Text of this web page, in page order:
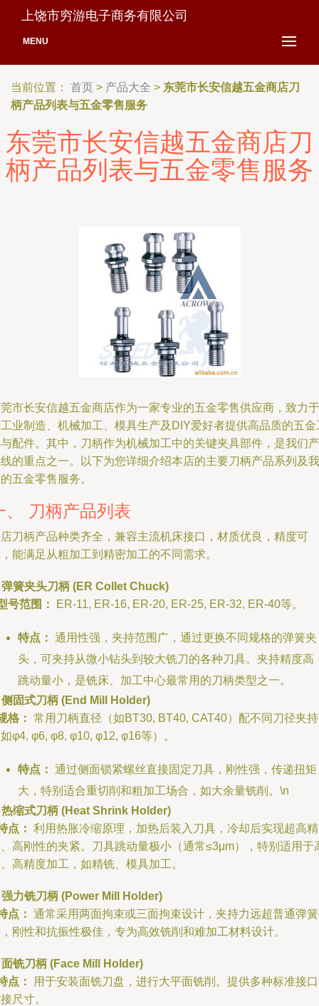
上饶市穷游电子商务有限公司
MENU
当前位置： 首页 > 产品大全 > 东莞市长安信越五金商店刀
柄产品列表与五金零售服务
东莞市长安信越五金商店刀
柄产品列表与五金零售服务
市长安信越五金商店作为一家专业的五金零售供应商，致力于
业制造、机械加工、模具生产及DIY爱好者提供高品质的五金
配件。其中，刀柄作为机械加工中的关键夹具部件，是我们产
的重点之一。以下为您详细介绍本店的主要刀柄产品系列及我
五金零售服务。
、 刀柄产品列表
刀柄产品种类齐全，兼容主流机床接口，材质优良，精度可
能满足从粗加工到精密加工的不同需求。
弹簧夹头刀柄 (ER Collet Chuck)
号范围：
ER-11, ER-16, ER-20, ER-25, ER-32, ER-40等。
特点： 通用性强，夹持范围广，通过更换不同规格的弹簧夹
头，可夹持从微小钻头到较大铣刀的各种刀具。夹持精度高
跳动量小，是铣床、加工中心最常用的刀柄类型之一。
侧固式刀柄 (End Mill Holder)
格： 常用刀柄直径（如BT30, BT40, CAT40）配不同刀径夹
φ4, φ6, φ8, φ10, φ12, φ16等）。
特点： 通过侧面锁紧螺丝直接固定刀具，刚性强，传递扭矩
大，特别适合重切削和粗加工场合，如大余量铣削。\n
热缩式刀柄 (Heat Shrink Holder)
点： 利用热胀冷缩原理，加热后装入刀具，冷却后实现超高精
高刚性的夹紧。刀具跳动量极小（通常≤3μm），特别适用于
高精度加工，如精铣、模具加工。
强力铣刀柄 (Power Mill Holder)
点： 通常采用两面拘束或三面拘束设计，夹持力远超普通弹
刚性和抗振性极佳，专为高效铣削和难加工材料设计。
面铣刀柄 (Face Mill Holder)
点：
用于安装面铣刀盘，进行大平面铣削。提供多种标准接
尺寸。